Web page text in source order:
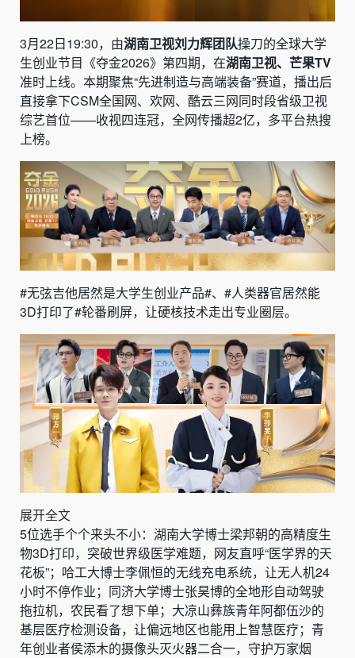
3月22日19:30，由湖南卫视刘力辉团队操刀的全球大学
生创业节目《夺金2026》第四期，在湖南卫视、芒果TV
准时上线。本期聚焦“先进制造与高端装备”赛道，播出后
直接拿下CSM全国网、欢网、酷云三网同时段省级卫视
综艺首位——收视四连冠，全网传播超2亿，多平台热搜
上榜。
#无弦吉他居然是大学生创业产品#、#人类器官居然能
3D打印了#轮番刷屏，让硬核技术走出专业圈层。
展开全文
5位选手个个来头不小：湖南大学博士梁邦朝的高精度生
物3D打印，突破世界级医学难题，网友直呼“医学界的天
花板”；哈工大博士李佩恒的无线充电系统，让无人机24
小时不停作业；同济大学博士张昊博的全地形自动驾驶
拖拉机，农民看了想下单；大凉山彝族青年阿都伍沙的
基层医疗检测设备，让偏远地区也能用上智慧医疗；青
年创业者侯添木的摄像头灭火器二合一，守护万家烟